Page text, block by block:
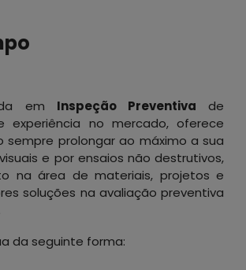
em Inspeção Preventiva de
no mercado, oferece
prolongar ao máximo a sua
e por ensaios não destrutivos,
na área de materiais, projetos e
soluções na avaliação preventiva
da seguinte forma: